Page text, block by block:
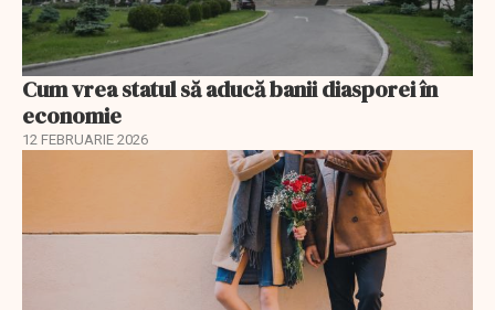
Cum vrea statul să aducă banii diasporei în
economie
12 FEBRUARIE 2026